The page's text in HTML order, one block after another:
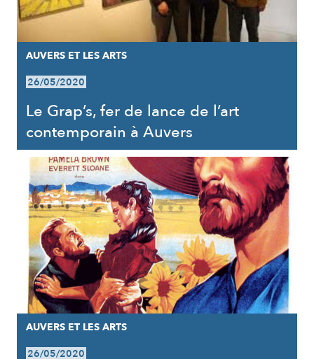
AUVERS ET LES ARTS
26/05/2020
Le Grap’s, fer de lance de l’art
contemporain à Auvers
AUVERS ET LES ARTS
26/05/2020